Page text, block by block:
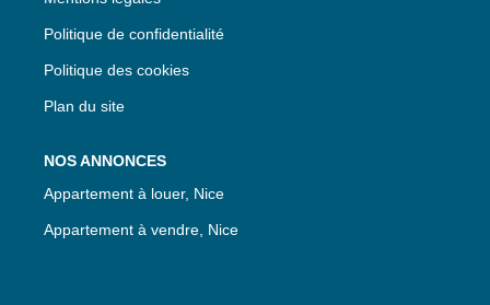
Politique de confidentialité
Politique des cookies
Plan du site
NOS ANNONCES
Appartement à louer, Nice
Appartement à vendre, Nice